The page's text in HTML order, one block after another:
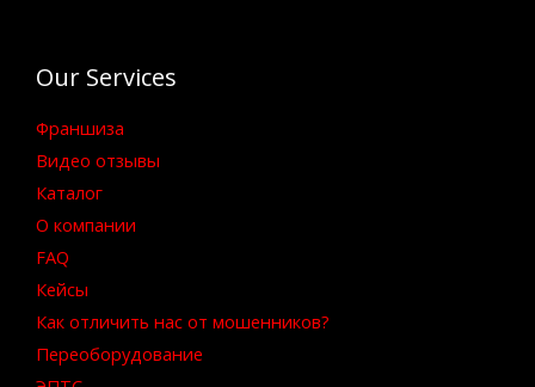
Our Services
Франшиза
Видео отзывы
Каталог
О компании
FAQ
Кейсы
Как отличить нас от мошенников?
Переоборудование